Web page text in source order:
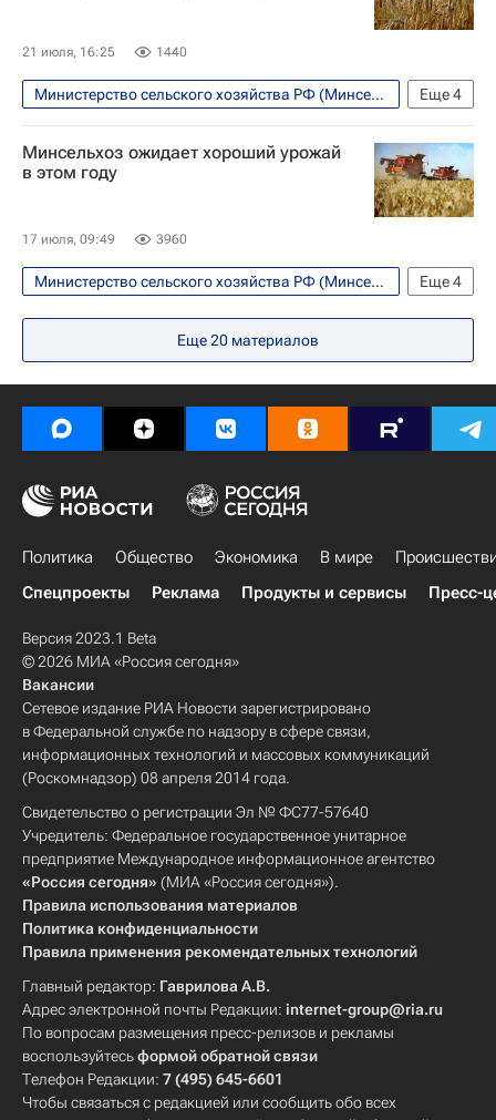
21 июля, 16:25 1440
Еще4
Министерство сельского хозяйства РФ (Минсельхоз России)
Экономика
Россия
Госдума РФ
Минсельхоз ожидает хороший урожай
в этом году
17 июля, 09:49 3960
Еще4
Министерство сельского хозяйства РФ (Минсельхоз России)
Хорошие новости
Россия
Хорошие новости
Еще20 материалов
Политика Общество Экономика В мире
Спецпроекты
Реклама Продукты и сервисы Пресс-
Версия 2023.1 Beta
© 2026 МИА «Россия сегодня»
Вакансии
Сетевое издание РИА Новости зарегистрировано
в Федеральной службе по надзору в сфере связи,
информационных технологий и массовых коммуникаций
(Роскомнадзор) 08 апреля 2014 года.
Свидетельство о регистрации Эл № ФС77-57640
Учредитель: Федеральное государственное унитарное
предприятие Международное информационное агентство
«Россия сегодня» (МИА «Россия сегодня»).
Правила использования материалов
Политика конфиденциальности
Правила применения рекомендательных технологий
Главный редактор: Гаврилова А.В.
Адрес электронной почты Редакции: internet-group@ria.ru
По вопросам размещения пресс-релизов и рекламы
воспользуйтесьформой обратной связи
Телефон Редакции: 7 (495) 645-6601
Чтобы связаться с редакцией или сообщить обо всех